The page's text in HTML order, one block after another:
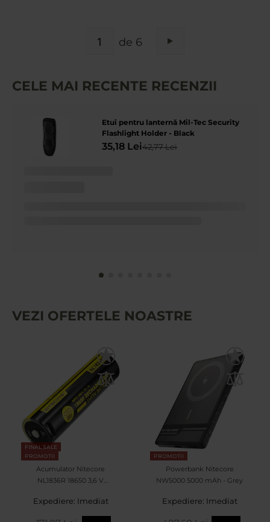
de 6
CELE MAI RECENTE RECENZII
Etui pentru lanternă Mil-Tec Security
Flashlight Holder - Black
35,18 Lei42,77 Lei
VEZI OFERTELE NOASTRE
FINAL SALE
PROMOTII
Acumulator Nitecore
NL1836R 18650 3,6 V
Expediere: Imediat
PROMOTII
Powerbank Nitecore
NW5000 5000 mAh - Grey
Expediere: Imediat